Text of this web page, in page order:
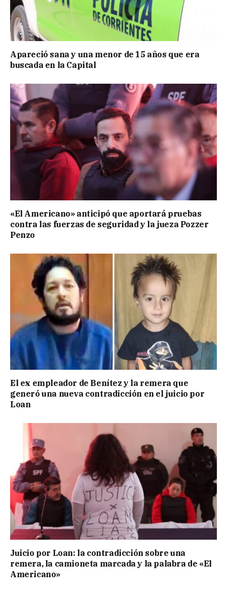
Apareció sana y una menor de 15 años que era
buscada en la Capital
«El Americano» anticipó que aportará pruebas
contra las fuerzas de seguridad y la jueza Pozzer
Penzo
El ex empleador de Benítez y la remera que
generó una nueva contradicción en el juicio por
Loan
Juicio por Loan: la contradicción sobre una
remera, la camioneta marcada y la palabra de «El
Americano»